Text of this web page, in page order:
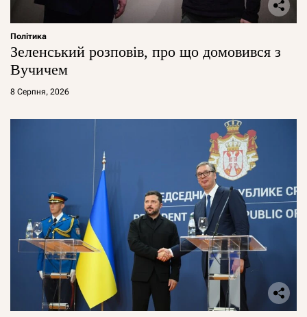
Політика
Зеленський розповів, про що домовився з
Вучичем
8 Серпня, 2026